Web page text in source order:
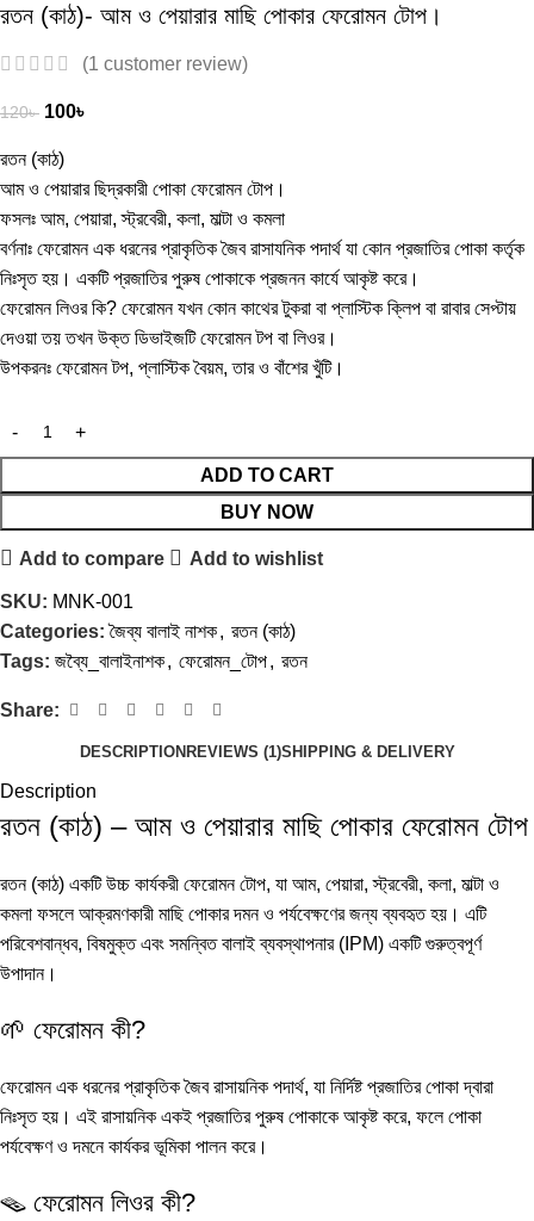
রতন (কাঠ)- আম ও পেয়ারার মাছি পোকার ফেরোমন টোপ।
(1 customer review)
120৳ 100৳
রতন (কাঠ)
আম ও পেয়ারার ছিদ্রকারী পোকা ফেরোমন টোপ।
ফসলঃ আম, পেয়ারা, স্ট্রবেরী, কলা, মাল্টা ও কমলা
বর্ণনাঃ ফেরোমন এক ধরনের প্রাকৃতিক জৈব রাসাযনিক পদার্থ যা কোন প্রজাতির পোকা কর্তৃক
নিঃসৃত হয়। একটি প্রজাতির পুরুষ পোকাকে প্রজনন কার্যে আকৃষ্ট করে।
ফেরোমন লিওর কি? ফেরোমন যখন কোন কাথের টুকরা বা প্লাস্টিক ক্লিপ বা রাবার সেপ্টায়
দেওয়া তয় তখন উক্ত ডিভাইজটি ফেরোমন টপ বা লিওর।
উপকরনঃ ফেরোমন টপ, প্লাস্টিক বৈয়ম, তার ও বাঁশের খুঁটি।
ADD TO CART
BUY NOW
Add to compare Add to wishlist
SKU: MNK-001
Categories: জৈব্য বালাই নাশক, রতন (কাঠ)
Tags: জব্যৈ_বালাইনাশক, ফেরোমন_টোপ, রতন
Share:
DESCRIPTIONREVIEWS (1)SHIPPING & DELIVERY
Description
রতন (কাঠ) – আম ও পেয়ারার মাছি পোকার ফেরোমন টোপ
রতন (কাঠ) একটি উচ্চ কার্যকরী ফেরোমন টোপ, যা আম, পেয়ারা, স্ট্রবেরী, কলা, মাল্টা ও
কমলা ফসলে আক্রমণকারী মাছি পোকার দমন ও পর্যবেক্ষণের জন্য ব্যবহৃত হয়। এটি
পরিবেশবান্ধব, বিষমুক্ত এবং সমন্বিত বালাই ব্যবস্থাপনার (IPM) একটি গুরুত্বপূর্ণ
উপাদান।
🌱 ফেরোমন কী?
ফেরোমন এক ধরনের প্রাকৃতিক জৈব রাসায়নিক পদার্থ, যা নির্দিষ্ট প্রজাতির পোকা দ্বারা
নিঃসৃত হয়। এই রাসায়নিক একই প্রজাতির পুরুষ পোকাকে আকৃষ্ট করে, ফলে পোকা
পর্যবেক্ষণ ও দমনে কার্যকর ভূমিকা পালন করে।
🪤 ফেরোমন লিওর কী?